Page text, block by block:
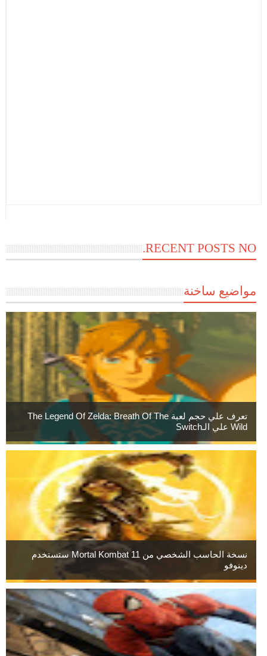
RECENT POSTS NO.
مواضيع ساخنة
تعرف علي حجم لعبة The Legend Of Zelda: Breath Of The
Wild علي الـSwitch
نسخة الحاسب الشخصي من Mortal Kombat 11 ستستخدم
دينوفو